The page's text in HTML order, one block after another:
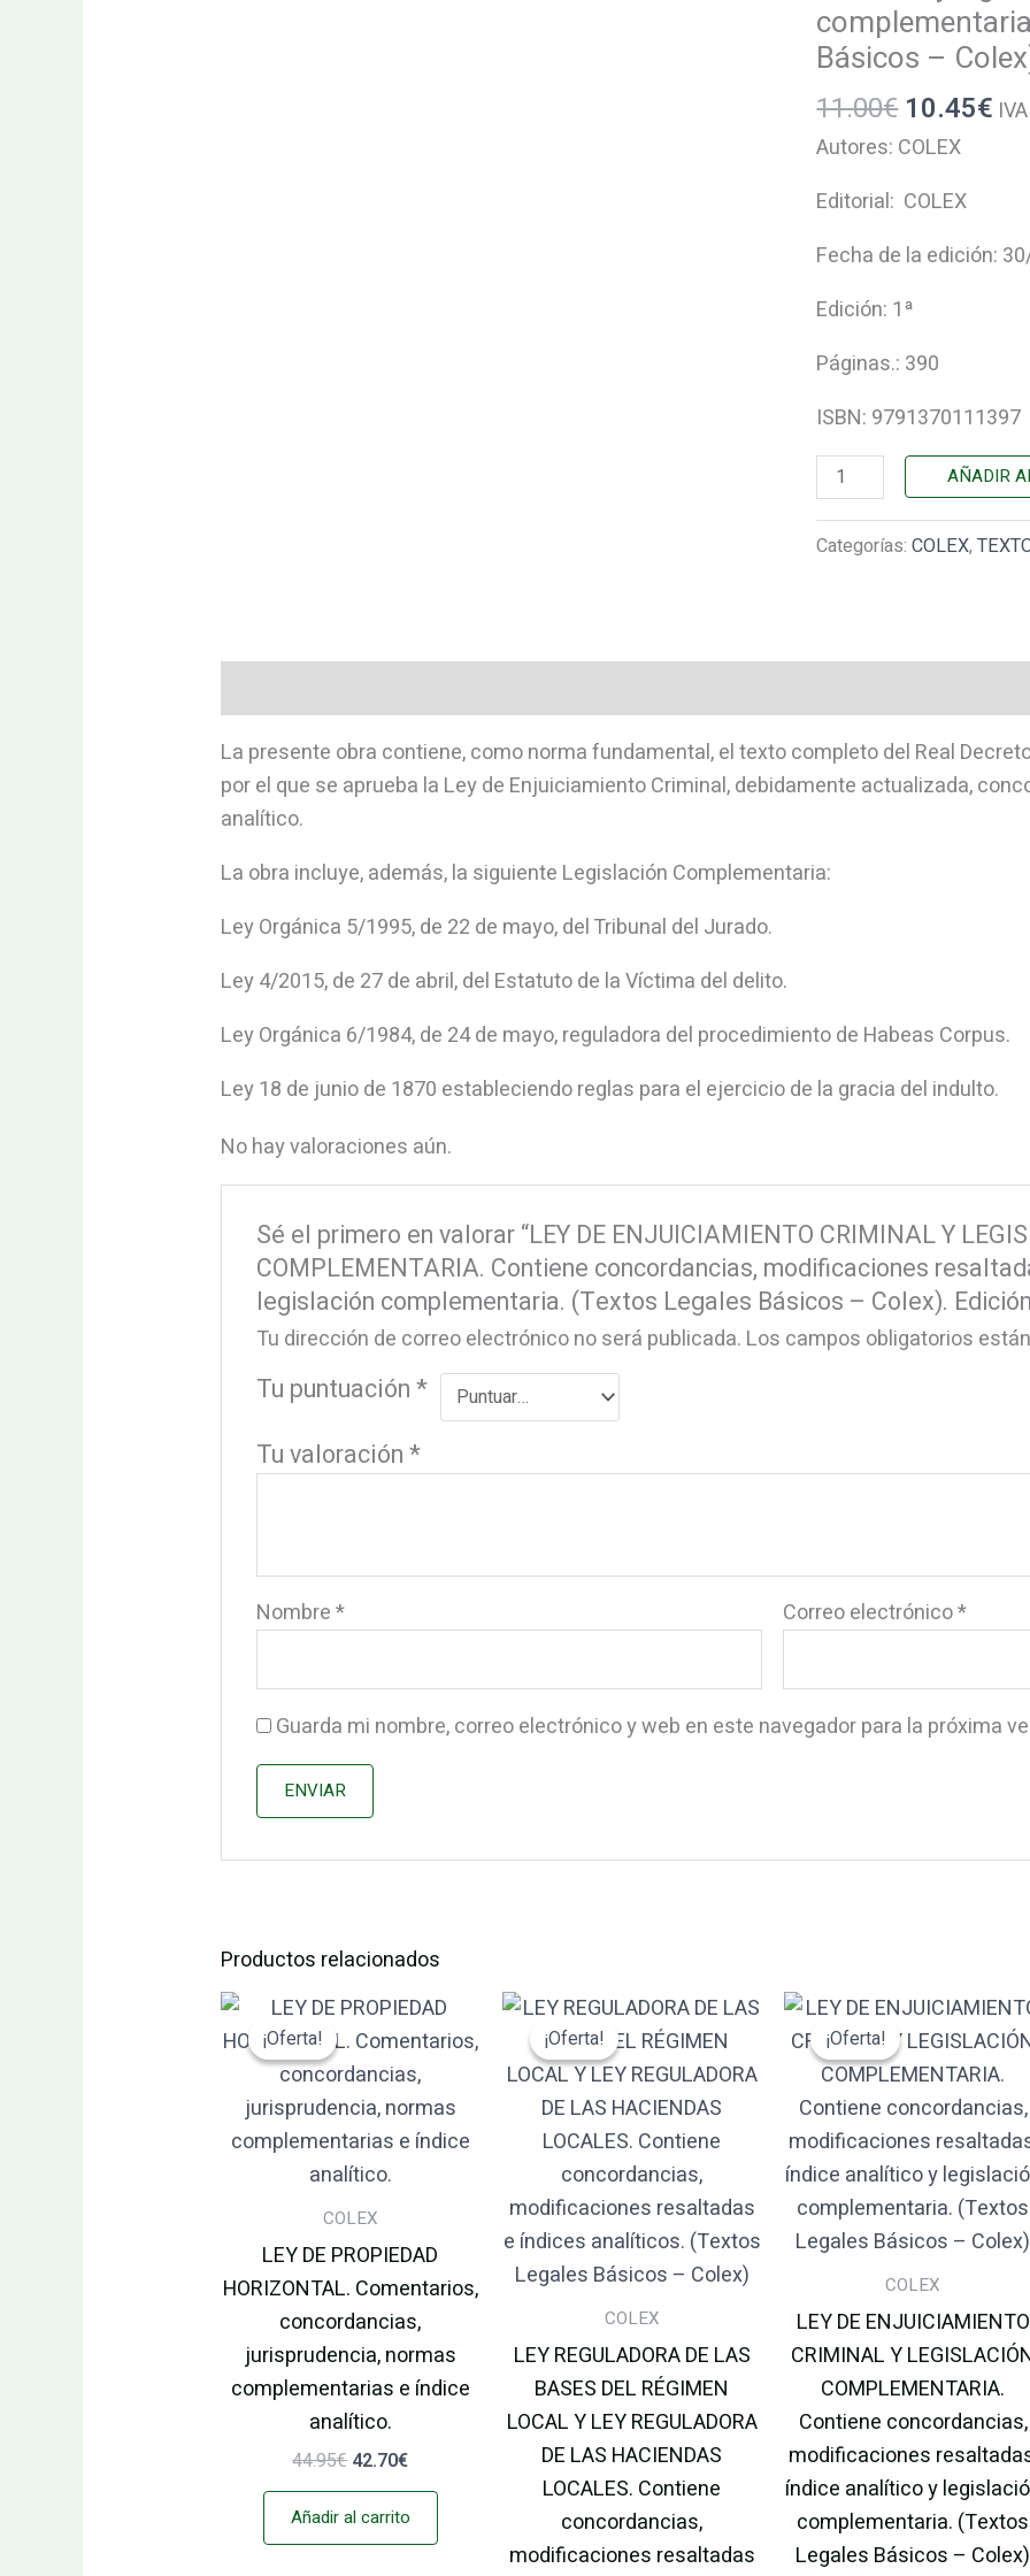
Básicos –
11.00€ 10.45€
Autores: COLEX
Editorial: COLEX
Fecha de la edición:
Edición: 1ª
Páginas.: 390
ISBN: 9791370111397
LEGISLACIÓN
COMPLEMENTARIA.
Contiene
concordancias,
modificaciones
e
índice
y
complementaria.
(Textos
Básicos
Colex).
AÑADIR
Categorías:COLEX,
La presente obra contiene, como norma fundamental, el texto completo del Real
por el que se aprueba la Ley de Enjuiciamiento Criminal, debidamente actualizada,
analítico.
La obra incluye, además, la siguiente Legislación Complementaria:
Ley Orgánica 5/1995, de 22 de mayo, del Tribunal del Jurado.
Ley 4/2015, de 27 de abril, del Estatuto de la Víctima del delito.
Ley Orgánica 6/1984, de 24 de mayo, reguladora del procedimiento de Habeas Corpus.
Ley 18 de junio de 1870 estableciendo reglas para el ejercicio de la gracia del indulto.
No hay valoraciones aún.
Sé el primero en valorar “LEY DE ENJUICIAMIENTO CRIMINAL Y
COMPLEMENTARIA. Contiene concordancias, modificaciones
legislación complementaria. (Textos Legales Básicos – Colex).
Tu dirección de correo electrónico no será publicada. Los campos obligatorios
Tu puntuación*
Tu valoración*
Nombre* Correo electrónico*
Guarda mi nombre, correo electrónico y web en este navegador para la próxima
Productos relacionados
¡Oferta!
¡Oferta!
COLEX
LEY DE PROPIEDAD
HORIZONTAL. Comentarios,
concordancias,
jurisprudencia, normas
complementarias e índice
analítico.
44.95€
El
precio
original
era:
44.95€.
42.70€
El
precio
actual
es:
42.70€.
Añadir al carrito
¡Oferta!
¡Oferta!
COLEX
LEY REGULADORA DE LAS
BASES DEL RÉGIMEN
LOCAL Y LEY REGULADORA
DE LAS HACIENDAS
LOCALES. Contiene
concordancias,
modificaciones resaltadas
El
precio
original
era:
11.00€.
El
precio
actual
es:
10.45€.
¡Oferta!
¡Oferta!
COLEX
LEY DE ENJUICIAMIENTO
CRIMINAL Y
COMPLEMENTARIA.
Contiene concordancias,
modificaciones
índice analítico y
complementaria. (Textos
Legales Básicos – Colex)
El
precio
original
era:
10.00€.
El
precio
actual
es:
9.51€.